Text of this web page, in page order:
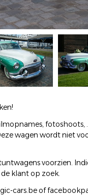
fotoshoots,
wagen wordt niet
voorzien.
klant op zoek.
cars.be of